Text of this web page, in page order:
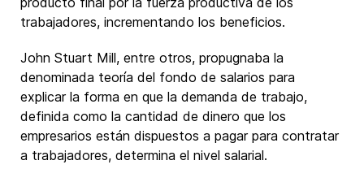
trabajadores, incrementando los beneficios.
John Stuart Mill, entre otros, propugnaba la
denominada teoría del fondo de salarios para
explicar la forma en que la demanda de trabajo,
definida como la cantidad de dinero que los
empresarios están dispuestos a pagar para contratar
a trabajadores, determina el nivel salarial.